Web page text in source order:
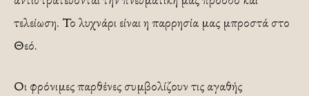
τελείωση. Το λυχνάρι είναι η παρρησία μας μπροστά στο
Θεό.
Οι φρόνιμες παρθένες συμβολίζουν τις αγαθής